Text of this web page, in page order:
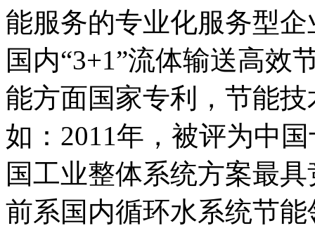
能服务的专业化服务型
国内“3+1”流体输送高效
能方面国家专利，节能
如： 2011年，被评为中
国工业整体系统方案最
前系国内循环水系统节